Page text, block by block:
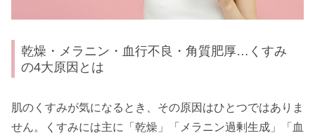
乾燥・メラニン・血行不良・角質肥厚…くすみ
の4大原因とは
肌のくすみが気になるとき、その原因はひとつではありま
せん。くすみには主に「乾燥」「メラニン過剰生成」「血